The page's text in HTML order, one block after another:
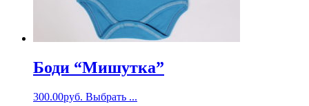
Боди “Мишутка”
300.00руб. Выбрать ...